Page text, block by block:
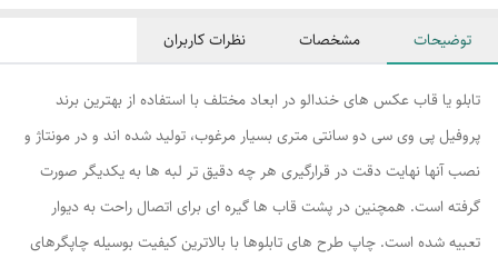
توضیحات مشخصات نظرات کاربران
تابلو یا قاب عکس های خندالو در ابعاد مختلف با استفاده از بهترین برند
پروفیل پی وی سی دو سانتی متری بسیار مرغوب، تولید شده اند و در مونتاژ و
نصب آنها نهایت دقت در قرارگیری هر چه دقیق تر لبه ها به یکدیگر صورت
گرفته است. همچنین در پشت قاب ها گیره ای برای اتصال راحت به دیوار
تعبیه شده است. چاپ طرح های تابلوها با بالاترین کیفیت بوسیله چاپگرهای